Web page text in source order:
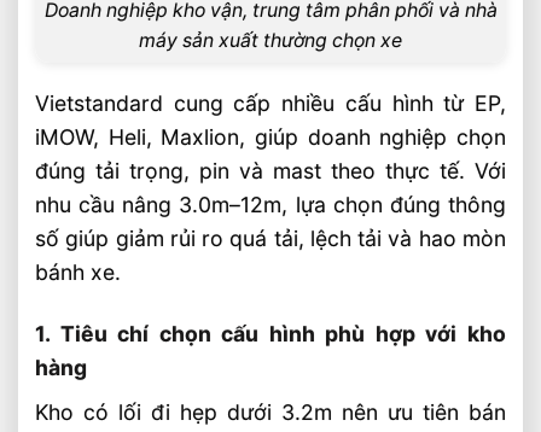
Doanh nghiệp kho vận, trung tâm phân phối và nhà
máy sản xuất thường chọn xe
Vietstandard cung cấp nhiều cấu hình từ EP,
iMOW, Heli, Maxlion, giúp doanh nghiệp chọn
đúng tải trọng, pin và mast theo thực tế. Với
nhu cầu nâng 3.0m–12m, lựa chọn đúng thông
số giúp giảm rủi ro quá tải, lệch tải và hao mòn
bánh xe.
1. Tiêu chí chọn cấu hình phù hợp với kho
hàng
Kho có lối đi hẹp dưới 3.2m nên ưu tiên bán